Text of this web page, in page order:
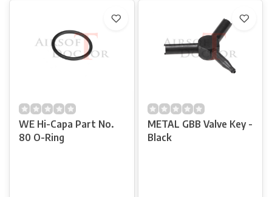
WE Hi-Capa Part No.
80 O-Ring
METAL GBB Valve Key -
Black